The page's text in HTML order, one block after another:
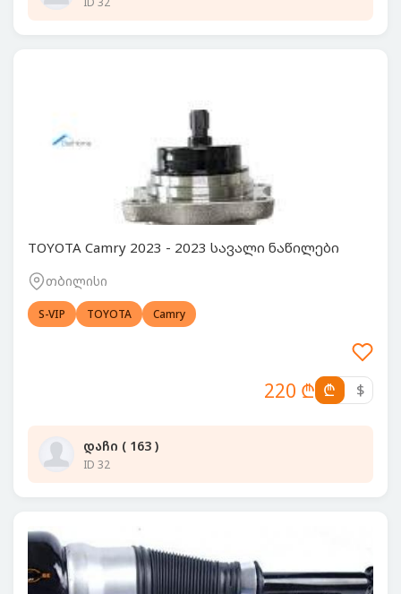
TOYOTA Camry 2023 - 2023 სავალი ნაწილები
თბილისი
S-VIP TOYOTA Camry
220 ₾ ₾ $
დაჩი ( 163 )
ID 32